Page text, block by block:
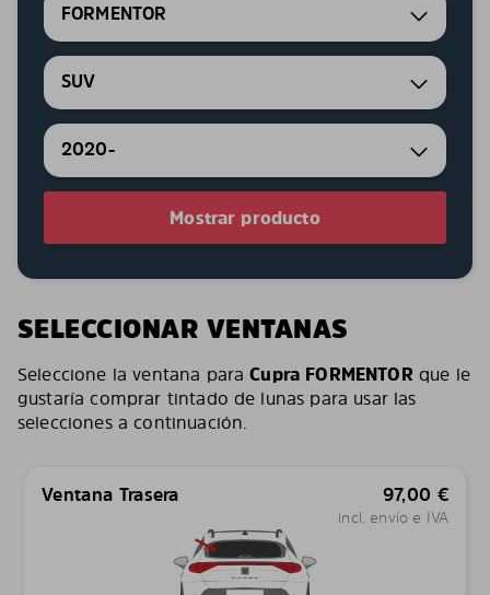
FORMENTOR
SUV
2020-
Mostrar producto
SELECCIONAR VENTANAS
Seleccione la ventana paraCupra FORMENTOR que le
gustaría comprar tintado de lunas para usar las
selecciones a continuación.
Ventana Trasera 97,00 €
incl. envío e IVA